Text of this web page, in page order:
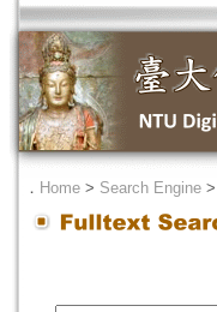
． Home > Search Engine >